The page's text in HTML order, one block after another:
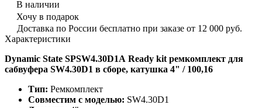
В наличии
Хочу в подарок
Доставка по России бесплатно при заказе от 12 000 руб.
Характеристики
Dynamic State SPSW4.30D1A Ready kit ремкомплект для
сабвуфера SW4.30D1 в сборе, катушка 4" / 100,16
Тип: Ремкомплект
Совместим с моделью: SW4.30D1